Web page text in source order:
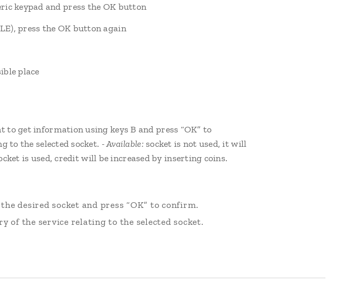
keypad and press the OK button
press the OK button again
place
get information using keys B and press “OK” to
to the selected socket. - Available:socket is not used, it will
is used, credit will be increased by inserting coins.
desired socket and press “OK” to confirm.
of the service relating to the selected socket.